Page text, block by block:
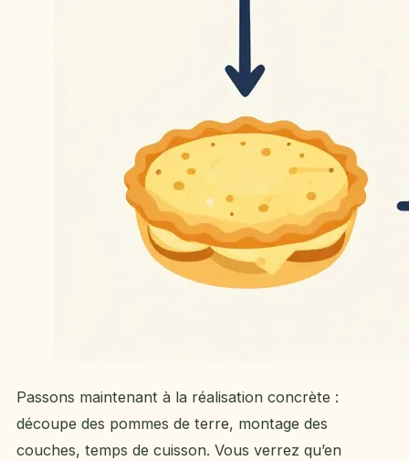
Passons maintenant à la réalisation concrète :
découpe des pommes de terre, montage des
couches, temps de cuisson. Vous verrez qu’en